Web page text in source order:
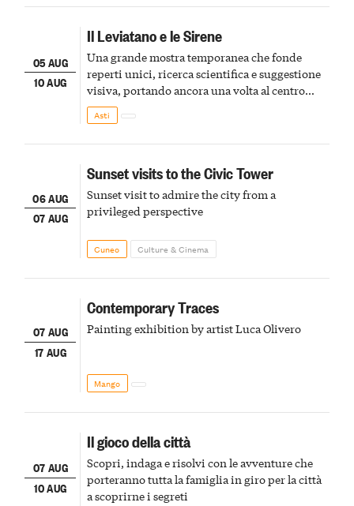
05 AUG
10 AUG
Il Leviatano e le Sirene
Una grande mostra temporanea che fonde
reperti unici, ricerca scientifica e suggestione
visiva, portando ancora una volta al centro
della scena le meraviglie del passato astigiano
Asti
06 AUG
07 AUG
Sunset visits to the Civic Tower
Sunset visit to admire the city from a
privileged perspective
Cuneo Culture & Cinema
07 AUG
17 AUG
Contemporary Traces
Painting exhibition by artist Luca Olivero
Mango
07 AUG
10 AUG
Il gioco della città
Scopri, indaga e risolvi con le avventure che
porteranno tutta la famiglia in giro per la città
a scoprirne i segreti